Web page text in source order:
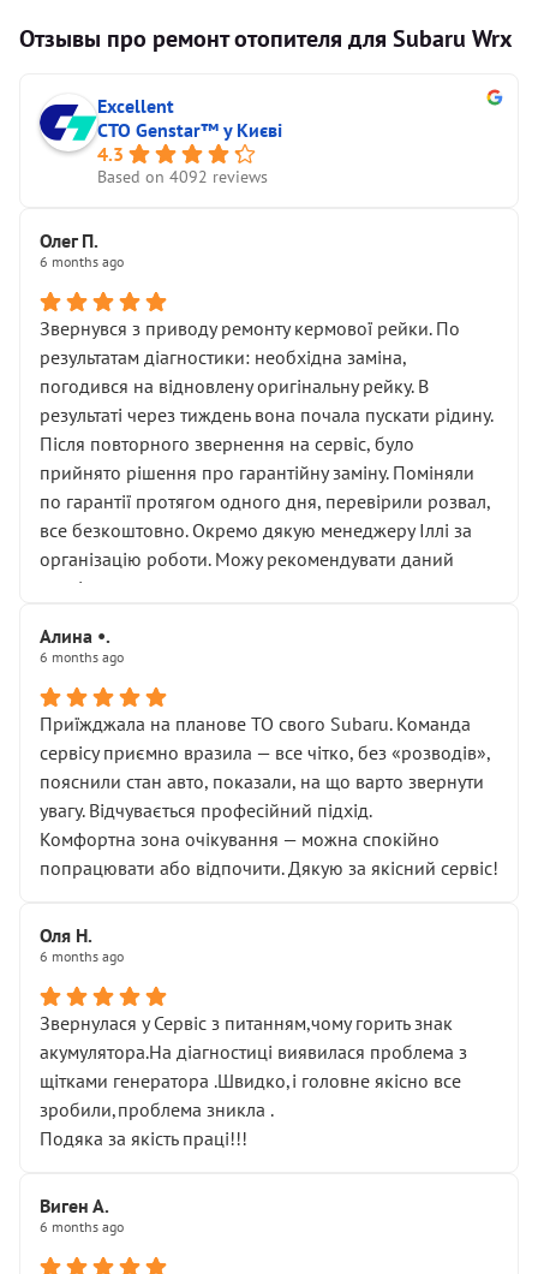
Отзывы про ремонт отопителя для Subaru Wrx
Excellent
СТО Genstar™ у Києві
4.3
Based on 4092 reviews
Олег П.
6 months ago
Звернувся з приводу ремонту кермової рейки. По
результатам діагностики: необхідна заміна,
погодився на відновлену оригінальну рейку. В
результаті через тиждень вона почала пускати рідину.
Після повторного звернення на сервіс, було
прийнято рішення про гарантійну заміну. Поміняли
по гарантії протягом одного дня, перевірили розвал,
все безкоштовно. Окремо дякую менеджеру Іллі за
організацію роботи. Можу рекомендувати даний
сервіс.
Алина •.
6 months ago
Приїжджала на планове ТО свого Subaru. Команда
сервісу приємно вразила — все чітко, без «розводів»,
пояснили стан авто, показали, на що варто звернути
увагу. Відчувається професійний підхід.
Комфортна зона очікування — можна спокійно
попрацювати або відпочити. Дякую за якісний сервіс!
Оля Н.
6 months ago
Звернулася у Сервіс з питанням,чому горить знак
акумулятора.На діагностиці виявилася проблема з
щітками генератора .Швидко,і головне якісно все
зробили,проблема зникла .
Подяка за якість праці!!!
Виген А.
6 months ago